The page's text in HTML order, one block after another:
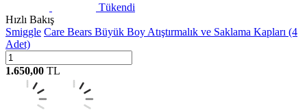
Tükendi
Hızlı Bakış
Smiggle Care Bears Büyük Boy Atıştırmalık ve Saklama Kapları (4
Adet)
1.650,00 TL